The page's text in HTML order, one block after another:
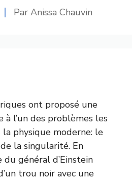
Par Anissa Chauvin
ont proposé une
l’un des problèmes les
physique moderne: le
la singularité. En
général d’Einstein
trou noir avec une